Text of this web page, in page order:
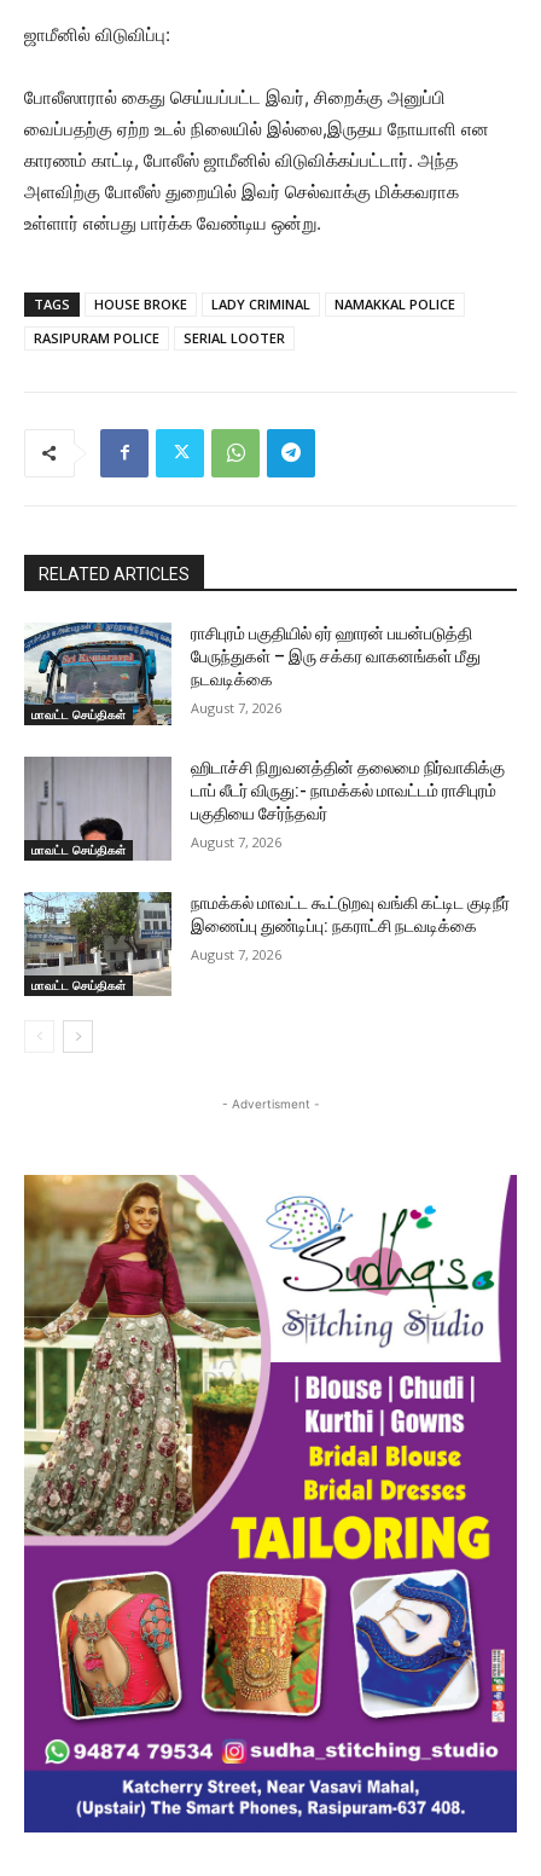
ஜாமீனில் விடுவிப்பு:
போலீஸாரால் கைது செய்யப்பட்ட இவர், சிறைக்கு அனுப்பி
வைப்பதற்கு ஏற்ற உடல் நிலையில் இல்லை,இருதய நோயாளி என
காரணம் காட்டி, போலீஸ் ஜாமீனில் விடுவிக்கப்பட்டார். அந்த
அளவிற்கு போலீஸ் துறையில் இவர் செல்வாக்கு மிக்கவராக
உள்ளார் என்பது பார்க்க வேண்டிய ஒன்று.
TAGS HOUSE BROKE LADY CRIMINAL
NAMAKKAL POLICE
RASIPURAM POLICE
SERIAL LOOTER
RELATED ARTICLES
மாவட்ட செய்திகள்
ராசிபுரம் பகுதியில் ஏர் ஹாரன் பயன்படுத்தி
பேருந்துகள் – இரு சக்கர வாகனங்கள் மீது
நடவடிக்கை
August 7, 2026
மாவட்ட செய்திகள்
ஹிடாச்சி நிறுவனத்தின் தலைமை நிர்வாகிக்கு
டாப் லீடர் விருது:- நாமக்கல் மாவட்டம் ராசிபுரம்
பகுதியை சேர்ந்தவர்
August 7, 2026
மாவட்ட செய்திகள்
நாமக்கல் மாவட்ட கூட்டுறவு வங்கி கட்டிட குடிநீர்
இணைப்பு துண்டிப்பு: நகராட்சி நடவடிக்கை
August 7, 2026
- Advertisment -